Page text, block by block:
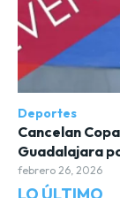
LO ÚLTIMO
Deportes
Cancelan
Guadalajara
febrero 26, 2026